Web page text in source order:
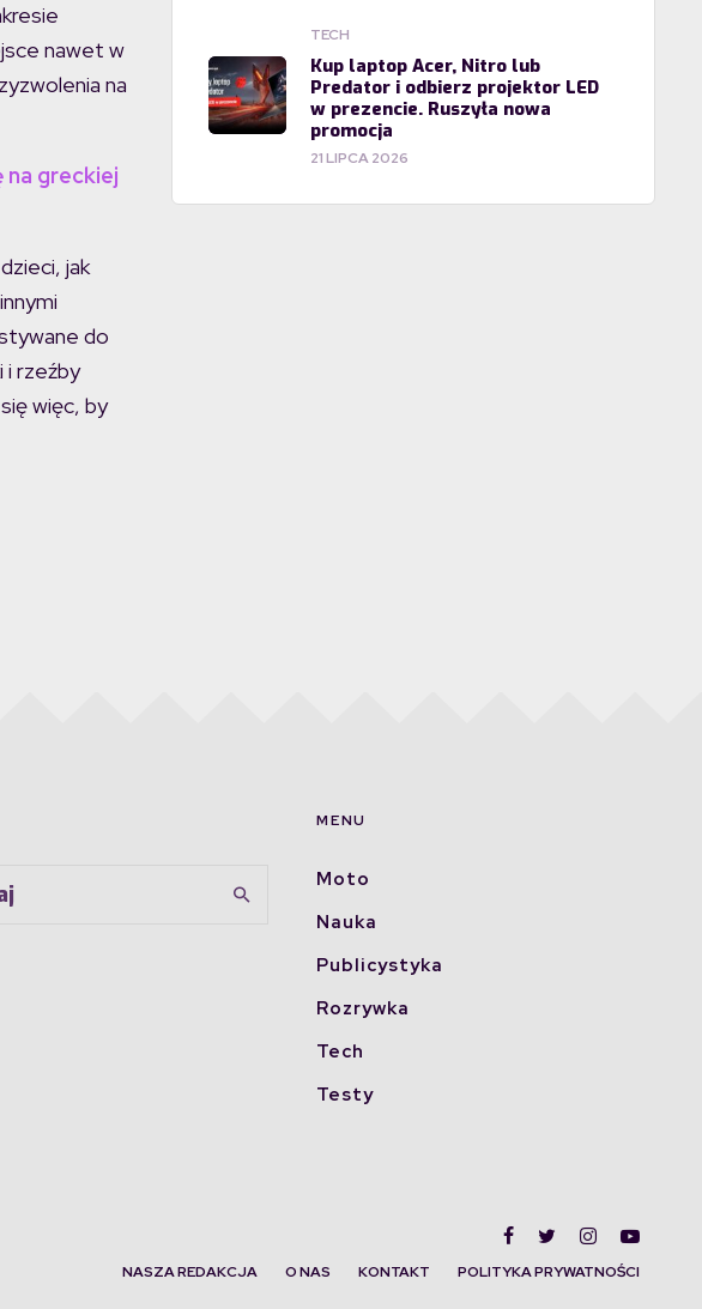
nawet w
na
greckiej
jak
do
i rzeźby
więc, by
TECH
Kup laptop Acer, Nitro lub
Predator i odbierz projektor LED
w prezencie. Ruszyła nowa
promocja
21 LIPCA 2026
MENU
Moto
Nauka
Publicystyka
Rozrywka
Tech
Testy
NASZA REDAKCJA O NAS KONTAKT POLITYKA PRYWATNOŚCI